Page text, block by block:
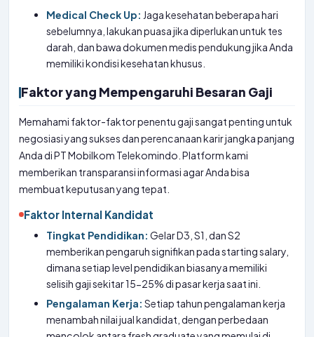
Medical Check Up: Jaga kesehatan beberapa hari
sebelumnya, lakukan puasa jika diperlukan untuk tes
darah, dan bawa dokumen medis pendukung jika Anda
memiliki kondisi kesehatan khusus.
Faktor yang Mempengaruhi Besaran Gaji
Memahami faktor-faktor penentu gaji sangat penting untuk
negosiasi yang sukses dan perencanaan karir jangka panjang
Anda di PT Mobilkom Telekomindo. Platform kami
memberikan transparansi informasi agar Anda bisa
membuat keputusan yang tepat.
Faktor Internal Kandidat
Tingkat Pendidikan: Gelar D3, S1, dan S2
memberikan pengaruh signifikan pada starting salary,
dimana setiap level pendidikan biasanya memiliki
selisih gaji sekitar 15-25% di pasar kerja saat ini.
Pengalaman Kerja: Setiap tahun pengalaman kerja
menambah nilai jual kandidat, dengan perbedaan